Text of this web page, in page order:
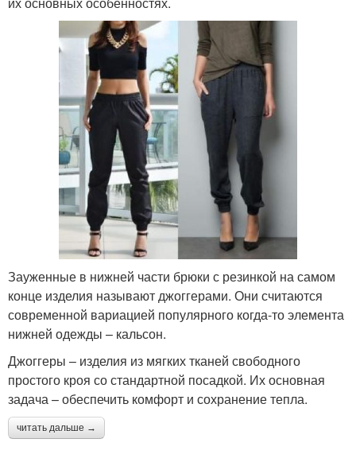
Зауженные в нижней части брюки с резинкой на самом
конце изделия называют джоггерами. Они считаются
современной вариацией популярного когда-то элемента
нижней одежды – кальсон.
Джоггеры – изделия из мягких тканей свободного
простого кроя со стандартной посадкой. Их основная
задача – обеспечить комфорт и сохранение тепла.
читать дальше →